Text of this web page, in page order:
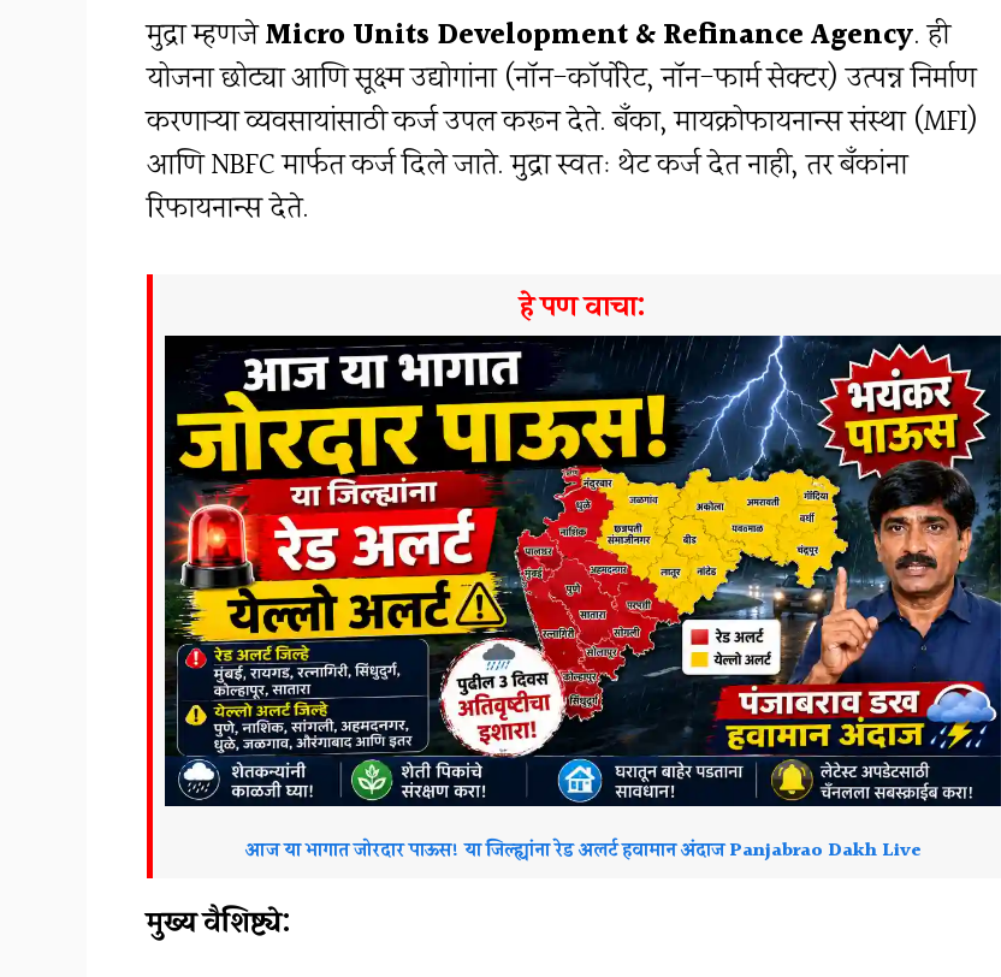
मुद्रा म्हणजेMicro Units Development & Refinance Agency. ही
योजना छोट्या आणि सूक्ष्म उद्योगांना (नॉन-कॉर्पोरेट, नॉन-फार्म सेक्टर) उत्पन्न निर्माण
करणाऱ्या व्यवसायांसाठी कर्ज उपलब्ध करून देते. बँका, मायक्रोफायनान्स संस्था (MFI)
आणि NBFC मार्फत कर्ज दिले जाते. मुद्रा स्वतः थेट कर्ज देत नाही, तर बँकांना
रिफायनान्स देते.
हे पण वाचा:
आज या भागात जोरदार पाऊस! या जिल्ह्यांना रेड अलर्ट हवामान अंदाज Panjabrao Dakh Live
मुख्य वैशिष्ट्ये: